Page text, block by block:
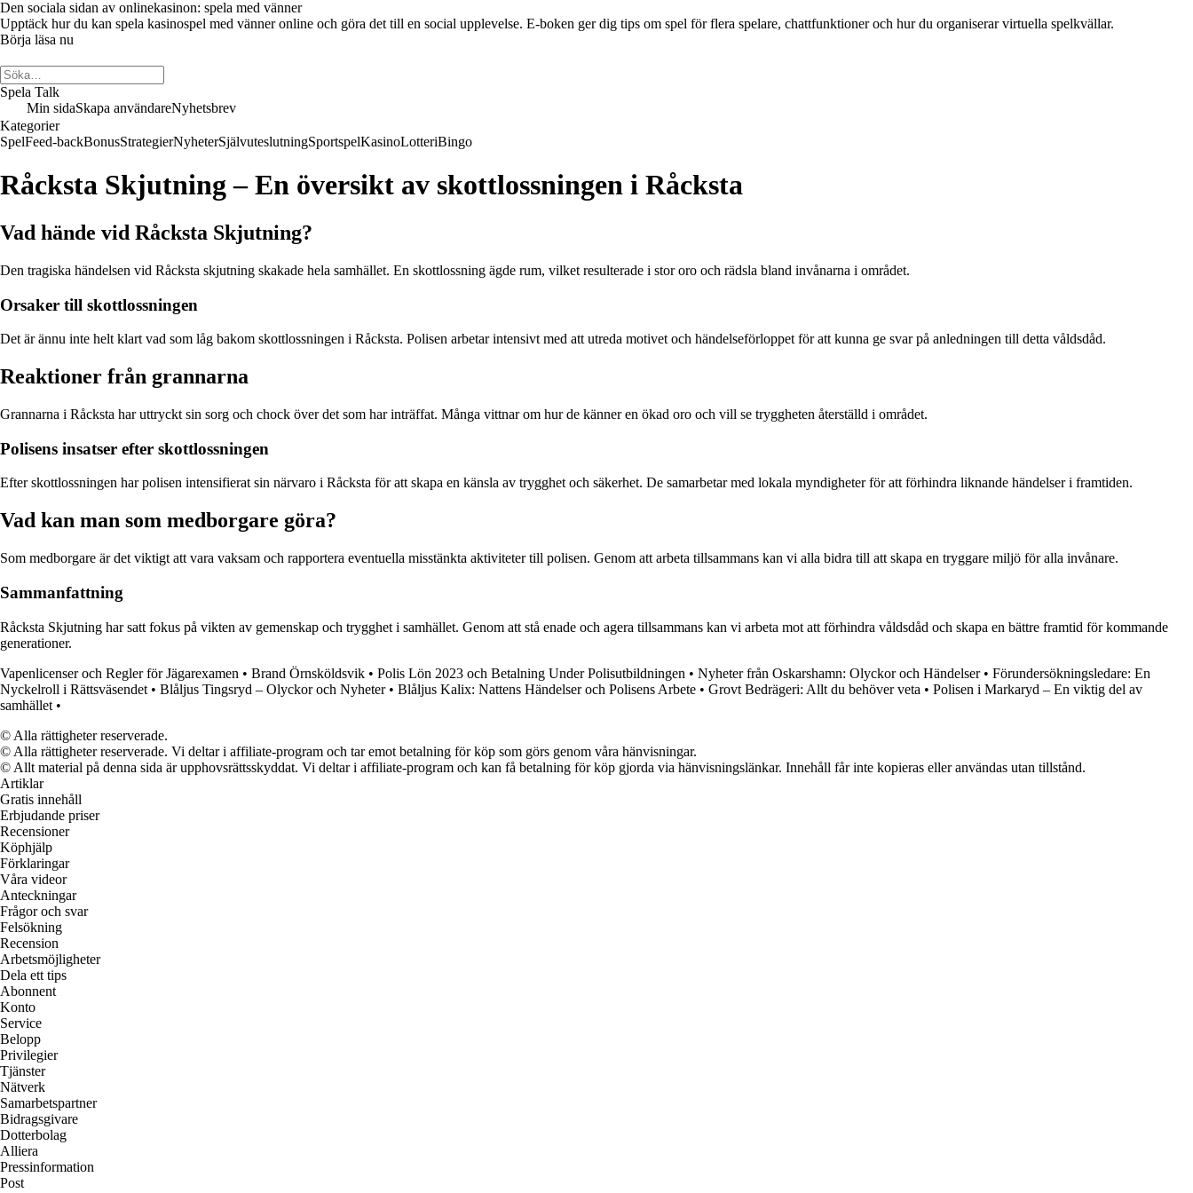
Den sociala sidan av onlinekasinon: spela med vänner
Upptäck hur du kan spela kasinospel med vänner online och göra det till en social upplevelse. E-boken ger dig tips om spel för flera spelare, chattfunktioner och hur du organiserar virtuella spelkvällar.
Börja läsa nu
Spela Talk
Min sidaSkapa användareNyhetsbrev
Kategorier
SpelFeed-backBonusStrategierNyheterSjälvuteslutningSportspelKasinoLotteriBingo
Råcksta Skjutning – En översikt av skottlossningen i Råcksta
Vad hände vid Råcksta Skjutning?
Den tragiska händelsen vid Råcksta skjutning skakade hela samhället. En skottlossning ägde rum, vilket resulterade i stor oro och rädsla bland invånarna i området.
Orsaker till skottlossningen
Det är ännu inte helt klart vad som låg bakom skottlossningen i Råcksta. Polisen arbetar intensivt med att utreda motivet och händelseförloppet för att kunna ge svar på anledningen till detta våldsdåd.
Reaktioner från grannarna
Grannarna i Råcksta har uttryckt sin sorg och chock över det som har inträffat. Många vittnar om hur de känner en ökad oro och vill se tryggheten återställd i området.
Polisens insatser efter skottlossningen
Efter skottlossningen har polisen intensifierat sin närvaro i Råcksta för att skapa en känsla av trygghet och säkerhet. De samarbetar med lokala myndigheter för att förhindra liknande händelser i framtiden.
Vad kan man som medborgare göra?
Som medborgare är det viktigt att vara vaksam och rapportera eventuella misstänkta aktiviteter till polisen. Genom att arbeta tillsammans kan vi alla bidra till att skapa en tryggare miljö för alla invånare.
Sammanfattning
Råcksta Skjutning har satt fokus på vikten av gemenskap och trygghet i samhället. Genom att stå enade och agera tillsammans kan vi arbeta mot att förhindra våldsdåd och skapa en bättre framtid för kommande
generationer.
Vapenlicenser och Regler för Jägarexamen • Brand Örnsköldsvik • Polis Lön 2023 och Betalning Under Polisutbildningen • Nyheter från Oskarshamn: Olyckor och Händelser• Förundersökningsledare: En
Nyckelroll i Rättsväsendet • Blåljus Tingsryd – Olyckor och Nyheter• Blåljus Kalix: Nattens Händelser och Polisens Arbete • Grovt Bedrägeri: Allt du behöver veta • Polisen i Markaryd – En viktig del av
samhället •
© Alla rättigheter reserverade.
© Alla rättigheter reserverade. Vi deltar i affiliate-program och tar emot betalning för köp som görs genom våra hänvisningar.
© Allt material på denna sida är upphovsrättsskyddat. Vi deltar i affiliate-program och kan få betalning för köp gjorda via hänvisningslänkar. Innehåll får inte kopieras eller användas utan tillstånd.
Artiklar
Gratis innehåll
Erbjudande priser
Recensioner
Köphjälp
Förklaringar
Våra videor
Anteckningar
Frågor och svar
Felsökning
Recension
Arbetsmöjligheter
Dela ett tips
Abonnent
Konto
Service
Belopp
Privilegier
Tjänster
Nätverk
Samarbetspartner
Bidragsgivare
Dotterbolag
Alliera
Pressinformation
Post